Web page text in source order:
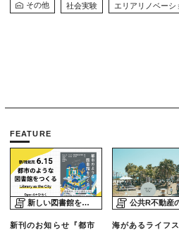
その他 社会実験 エリアリノベーシ
FEATURE
新しい図書館をめぐる旅
新刊のお知らせ『都市
公共R不動産のプロジェクト
海があるライフ